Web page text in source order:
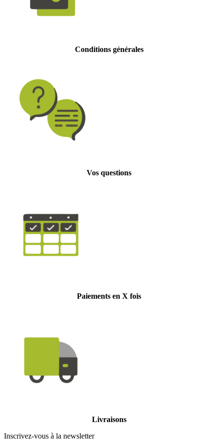
Conditions générales
Vos questions
Paiements en X fois
Livraisons
Inscrivez-vous à la newsletter